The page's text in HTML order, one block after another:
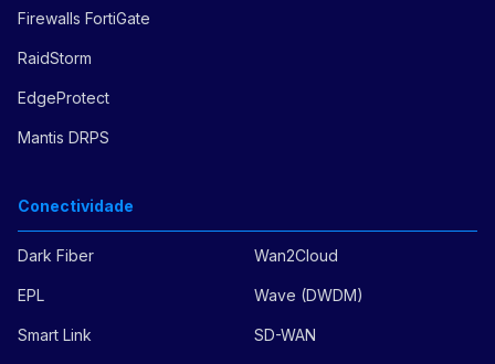
Firewalls FortiGate
RaidStorm
EdgeProtect
Mantis DRPS
Conectividade
Dark Fiber Wan2Cloud
EPL Wave (DWDM)
Smart Link SD-WAN